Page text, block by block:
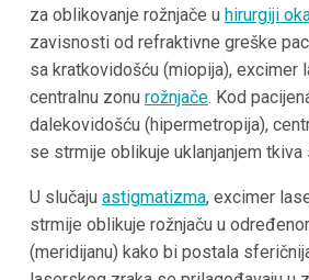
za oblikovanje rožnjače u hirurgiji
zavisnosti od refraktivne greške
sa kratkovidošću (miopija), excimer
centralnu zonu rožnjače. Kod
dalekovidošću (hipermetropija),
se strmije oblikuje uklanjanjem tkiva
U slučaju astigmatizma, excimer
strmije oblikuje rožnjaču u
(meridijanu) kako bi postala